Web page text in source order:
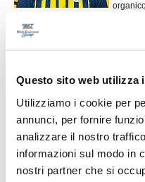
Questo sito web utilizza
Utilizziamo i cookie per
annunci, per fornire
analizzare il nostro
informazioni sul modo in
nostri partner che si
CASTEL DI LAMA
Primo incontro operativo in vista
sera si è svolta una riunione di
che ha visto seduti allo stesso
CROCE DI
in attacco arriva